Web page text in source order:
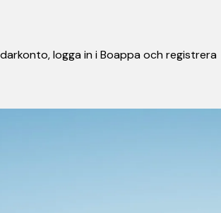
logga in i Boappa och registrera